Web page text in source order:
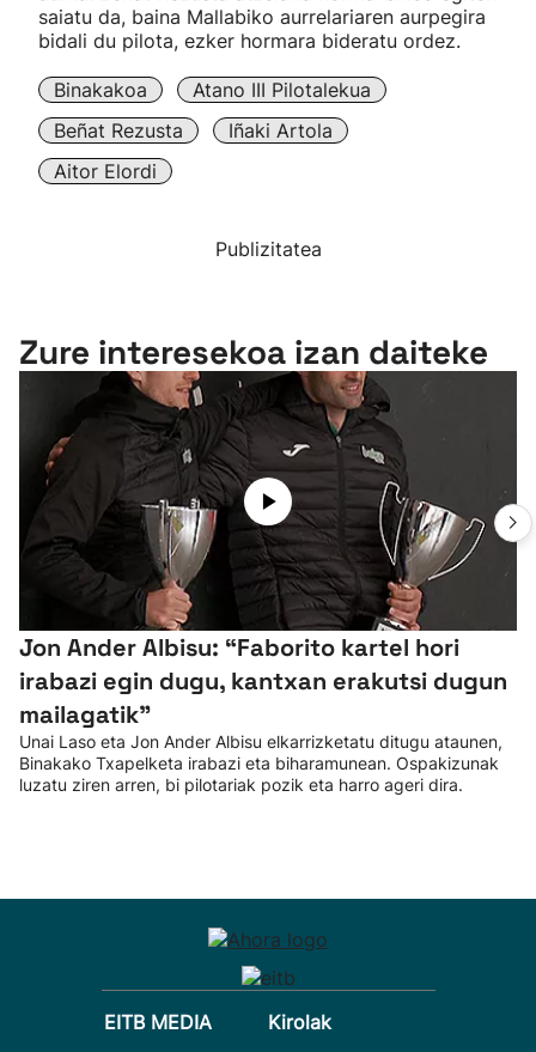
saiatu da, baina Mallabiko aurrelariaren aurpegira
bidali du pilota, ezker hormara bideratu ordez.
Binakakoa
Atano III Pilotalekua
Beñat Rezusta
Iñaki Artola
Aitor Elordi
Publizitatea
Zure interesekoa izan daiteke
Jon Ander Albisu: “Faborito kartel hori
irabazi egin dugu, kantxan erakutsi dugun
mailagatik”
Unai Laso eta Jon Ander Albisu elkarrizketatu ditugu ataunen,
Binakako Txapelketa irabazi eta biharamunean. Ospakizunak
luzatu ziren arren, bi pilotariak pozik eta harro ageri dira.
EITB MEDIA
Kirolak